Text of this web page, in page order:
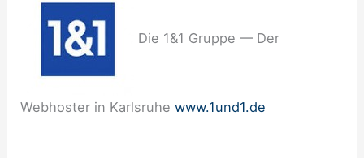
Die 1&1 Gruppe — Der
Webhoster in Karlsruhewww.1und1.de